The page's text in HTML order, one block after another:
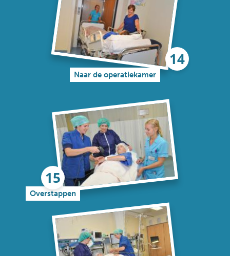
Naar de operatiekamer
Overstappen